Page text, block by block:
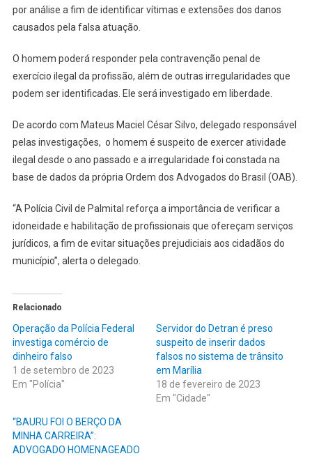
por análise a fim de identificar vítimas e extensões dos danos
causados pela falsa atuação.
O homem poderá responder pela contravenção penal de
exercício ilegal da profissão, além de outras irregularidades que
podem ser identificadas. Ele será investigado em liberdade.
De acordo com Mateus Maciel César Silvo, delegado responsável
pelas investigações, o homem é suspeito de exercer atividade
ilegal desde o ano passado e a irregularidade foi constada na
base de dados da própria Ordem dos Advogados do Brasil (OAB).
“A Polícia Civil de Palmital reforça a importância de verificar a
idoneidade e habilitação de profissionais que ofereçam serviços
jurídicos, a fim de evitar situações prejudiciais aos cidadãos do
município”, alerta o delegado.
Relacionado
Operação da Polícia Federal
investiga comércio de
dinheiro falso
1 de setembro de 2023
Em "Polícia"
Servidor do Detran é preso
suspeito de inserir dados
falsos no sistema de trânsito
em Marília
18 de fevereiro de 2023
Em "Cidade"
“BAURU FOI O BERÇO DA
MINHA CARREIRA”:
ADVOGADO HOMENAGEADO